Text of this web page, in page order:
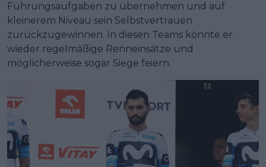
Führungsaufgaben zu übernehmen und auf
kleinerem Niveau sein Selbstvertrauen
zurückzugewinnen. In diesen Teams könnte er
wieder regelmäßige Renneinsätze und
möglicherweise sogar Siege feiern.